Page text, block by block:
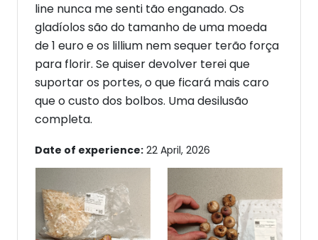
line nunca me senti tão enganado. Os
gladíolos são do tamanho de uma moeda
de 1 euro e os lillium nem sequer terão força
para florir. Se quiser devolver terei que
suportar os portes, o que ficará mais caro
que o custo dos bolbos. Uma desilusão
completa.
Date of experience: 22 April, 2026